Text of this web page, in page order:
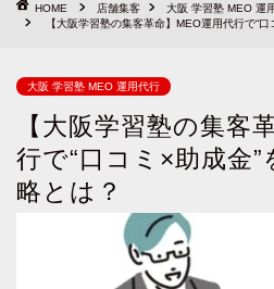
HOME 店舗集客
大阪 学習塾 MEO 運
【大阪学習塾の集客革命】MEO運用代行で“
大阪 学習塾 MEO 運用代行
【大阪学習塾の集客
行で“口コミ×助成金
略とは？